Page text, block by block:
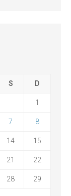
S D
1
7 8
14 15
21 22
28 29